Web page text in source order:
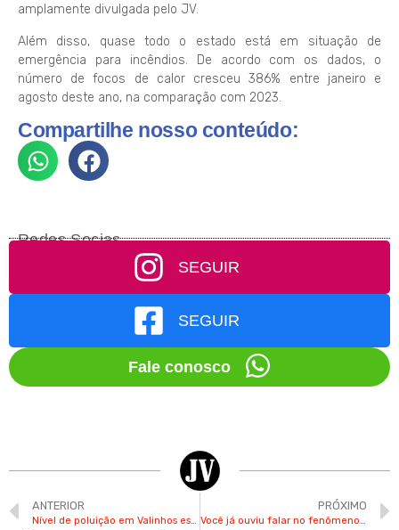
amplamente divulgada pelo JV.
Além disso, quase todo o estado está em situação de
emergência para incêndios. De acordo com os dados, o
número de focos de calor cresceu 386% entre janeiro e
agosto deste ano, na comparação com 2023.
Compartilhe nosso conteúdo:
Redes Socias
SEGUIR
SEGUIR
Fale conosco
ANTERIOR
Nível de poluição em Valinhos está 10 vezes acima do recomendado pela OMS
PRÓXIMO
Você já ouviu falar no fenômeno “chuva preta” que pode atingir o Estado no final de semana?